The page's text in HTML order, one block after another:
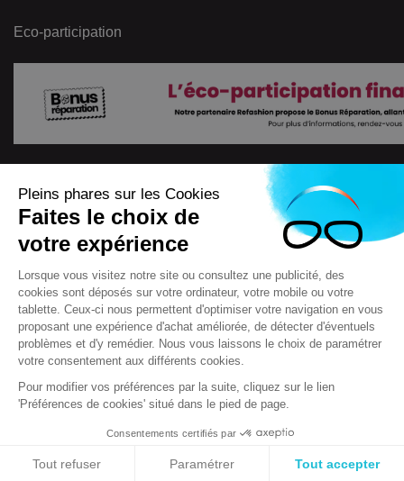
Eco-participation
4.7/5
7722Avis
Scooteo 2018
Mentions légales
Conditions générales de vente (CGV)
F.A.Q & questions
Réglementation relative à la protection et à l'utilisation des données à
Pleins phares sur les Cookies
Faites le choix de
votre expérience
Lorsque vous visitez notre site ou consultez une publicité, des
cookies sont déposés sur votre ordinateur, votre mobile ou votre
tablette. Ceux-ci nous permettent d'optimiser votre navigation en vous
proposant une expérience d'achat améliorée, de détecter d'éventuels
problèmes et d'y remédier. Nous vous laissons le choix de paramétrer
votre consentement aux différents cookies.
Pour modifier vos préférences par la suite, cliquez sur le lien
'Préférences de cookies' situé dans le pied de page.
Consentements certifiés par
Tout refuser Paramétrer Tout accepter